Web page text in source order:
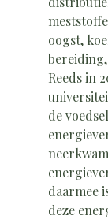
oogst,
Reeds in
de
daarmee
deze